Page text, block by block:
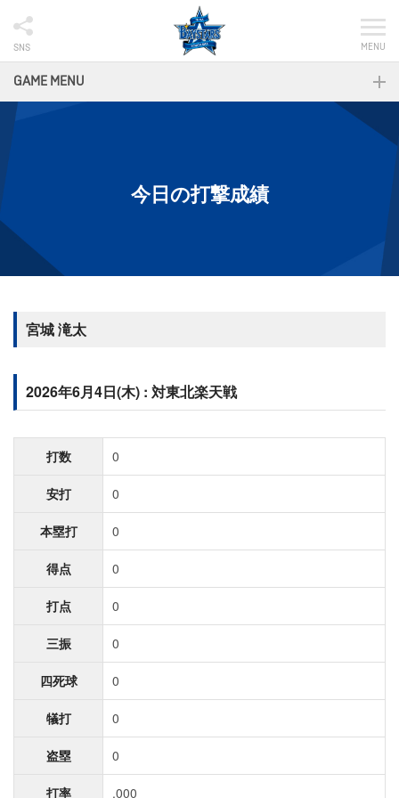
SNS MENU
GAME MENU
今日の打撃成績
宮城 滝太
2026年6月4日(木) : 対東北楽天戦
打数 0
安打 0
本塁打 0
得点 0
打点 0
三振 0
四死球 0
犠打 0
盗塁 0
打率 .000